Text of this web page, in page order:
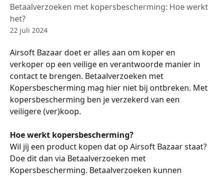
Betaalverzoeken met kopersbescherming: Hoe werkt
het?
22 juli 2024
Airsoft Bazaar doet er alles aan om koper en
verkoper op een veilige en verantwoorde manier in
contact te brengen. Betaalverzoeken met
Kopersbescherming mag hier niet bij ontbreken. Met
kopersbescherming ben je verzekerd van een
veiligere (ver)koop.
Hoe werkt kopersbescherming?
Wil jij een product kopen dat op Airsoft Bazaar staat?
Doe dit dan via Betaalverzoeken met
Kopersbescherming. Betaalverzoeken kunnen